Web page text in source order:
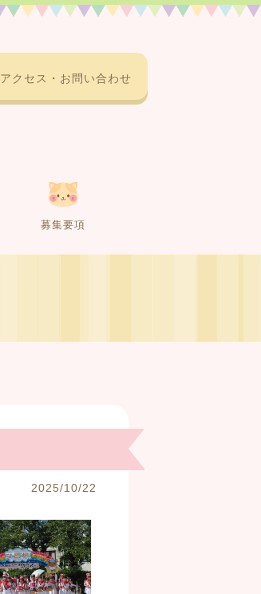
アクセス・お問い合わせ
募集要項
2025/10/22